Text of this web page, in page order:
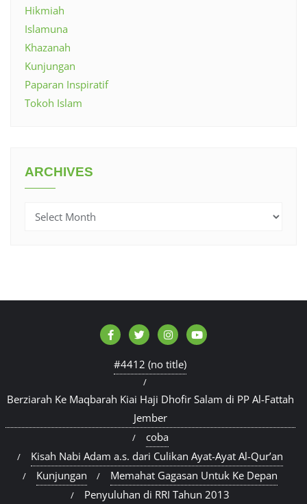
Hikmiah
Islamuna
Khazanah
Kunjungan
Paparan Inspiratif
Tokoh Islam
ARCHIVES
Archives
#4412 (no title)
Berziarah Ke Maqbarah Kiai Haji Dhofir Salam di PP Al-Fattah
Jember
coba
Kisah Nabi Adam a.s. dari Culikan Ayat-Ayat Al-Qur’an
Kunjungan
Memahat Gagasan Untuk Ke Depan
Penyuluhan di RRI Tahun 2013